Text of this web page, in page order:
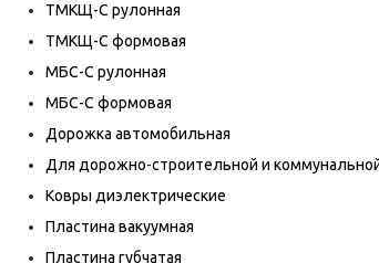
ТМКЩ-С рулонная
ТМКЩ-С формовая
МБС-С рулонная
МБС-С формовая
Дорожка автомобильная
Для дорожно-строительной и
Ковры диэлектрические
Пластина вакуумная
Пластина губчатая